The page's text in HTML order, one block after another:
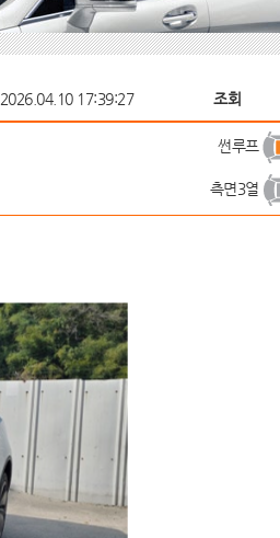
2026.04.10 17:39:27 조회
썬루프
측면3열